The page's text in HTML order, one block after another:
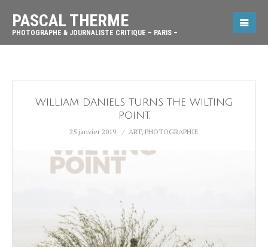
PASCAL THERME
PHOTOGRAPHE & JOURNALISTE CRITIQUE – PARIS –
WILLIAM DANIELS TURNS THE WILTING
POINT.
25 janvier 2019 ART, PHOTOGRAPHIE